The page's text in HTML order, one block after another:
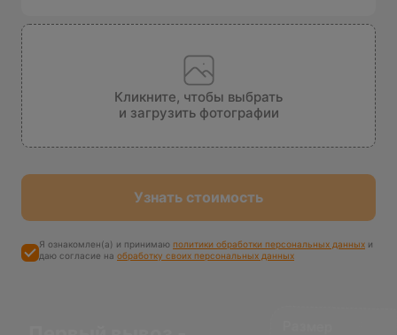
Кликните, чтобы выбрать
и загрузить фотографии
Узнать стоимость
Я ознакомлен(а) и принимаю политики обработки персональных данных и
даю согласие на обработку своих персональных данных